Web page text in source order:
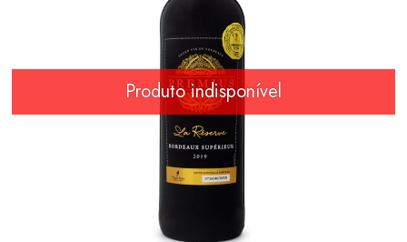
Produto indisponível